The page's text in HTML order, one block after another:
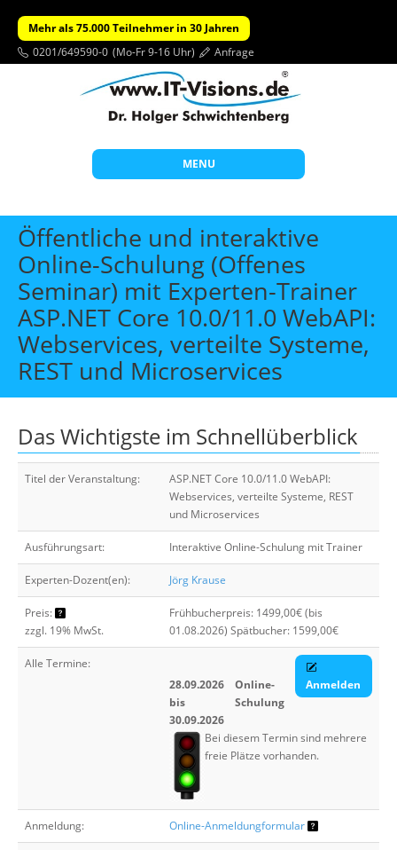
Mehr als 75.000 Teilnehmer in 30 Jahren
0201/649590-0 (Mo-Fr 9-16 Uhr) Anfrage
MENU
Start
Themen
Beratung
Individuelle Schulungen
Offene Seminare
Wissen
Suche
Öffentliche und interaktive
Online-Schulung (Offenes
Seminar) mit Experten-Trainer
ASP.NET Core 10.0/11.0 WebAPI:
Webservices, verteilte Systeme,
REST und Microservices
Das Wichtigste im Schnellüberblick
Titel der Veranstaltung:
ASP.NET Core 10.0/11.0 WebAPI:
Webservices, verteilte Systeme, REST
und Microservices
Ausführungsart: Interaktive Online-Schulung mit Trainer
Experten-Dozent(en): Jörg Krause
Preis:
zzgl. 19% MwSt.
Frühbucherpreis: 1499,00€ (bis
01.08.2026) Spätbucher: 1599,00€
Alle Termine:
28.09.2026
bis
30.09.2026
Online-
Schulung
Anmelden
Bei diesem Termin sind mehrere
freie Plätze vorhanden.
Anmeldung: Online-Anmeldungformular